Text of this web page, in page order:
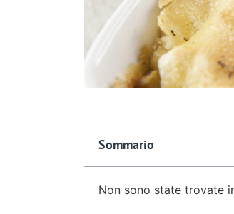
Sommario
Non sono state trovate